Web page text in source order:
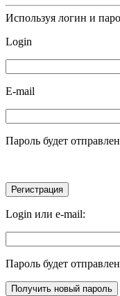
Используя логин и
Login
E-mail
Пароль будет
Login или e-mail:
Пароль будет